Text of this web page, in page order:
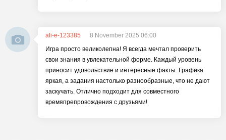
ali-e-123385
8 November 2025 06:00
Игра просто великолепна! Я всегда мечтал проверить
свои знания в увлекательной форме. Каждый уровень
приносит удовольствие и интересные факты. Графика
яркая, а задания настолько разнообразные, что не дают
заскучать. Отлично подходит для совместного
времяпрепровождения с друзьями!